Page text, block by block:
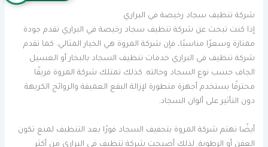
شركة تنظيف سجاد رخيصة في البراري
إذا كنت تبحث عن شركة تنظيف سجاد رخيصة في البراري تقدم جودة
ممتازة وسعرًا مناسبًا، فإن شركة المروة هي الخيار المثالي. كما تقدم
شركة تنظيف في البراري خدمات تنظيف السجاد بالبخار أو الغسيل
الجاف حسب نوع السجاد وحالته. كذلك تمتلك شركة المروة فريقًا
محترفًا يستخدم أجهزة متطورة لإزالة البقع العميقة والروائح الكريهة
دون التأثير على ألوان السجاد.
أيضًا تهتم شركة المروة بتجفيف السجاد فورًا بعد التنظيف لمنع تكون
العفن أو الرطوبة. لذلك أصبحت شركة تنظيف في البراري من أكثر